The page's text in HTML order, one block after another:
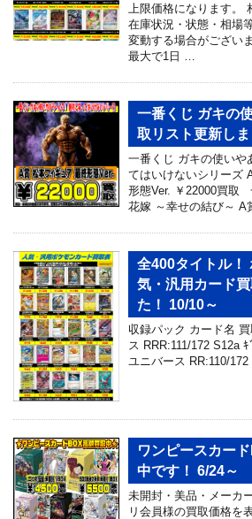
上限価格になります。
在庫状況・状態・相場
変動する場合がござい
最大で1日 …
一番くじ ガキの
取リスト更新し
一番くじ ガキの使いや
てはいけないシリーズ
形態Ver. ￥22000買取
花嫁 ～幸せの結び～ A
全400タイトル！
気・汎用カード
た！ 10/10～
収録パック カード名
ス RRR:111/172 S12a
ユニバース RR:110/
ワンピースカー
中です！ 6/24～
未開封・美品・メーカ
リ会員様の買取価格を